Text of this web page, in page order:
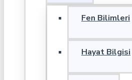
Fen Bilimleri
Hayat Bilgisi